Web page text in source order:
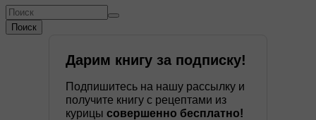
Поиск
Дарим книгу за подписку!
Подпишитесь на нашу рассылку и
получите книгу с рецептами из
курицы совершенно бесплатно!